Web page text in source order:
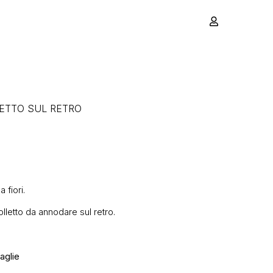
SUL RETRO
fiori.
da annodare sul retro.